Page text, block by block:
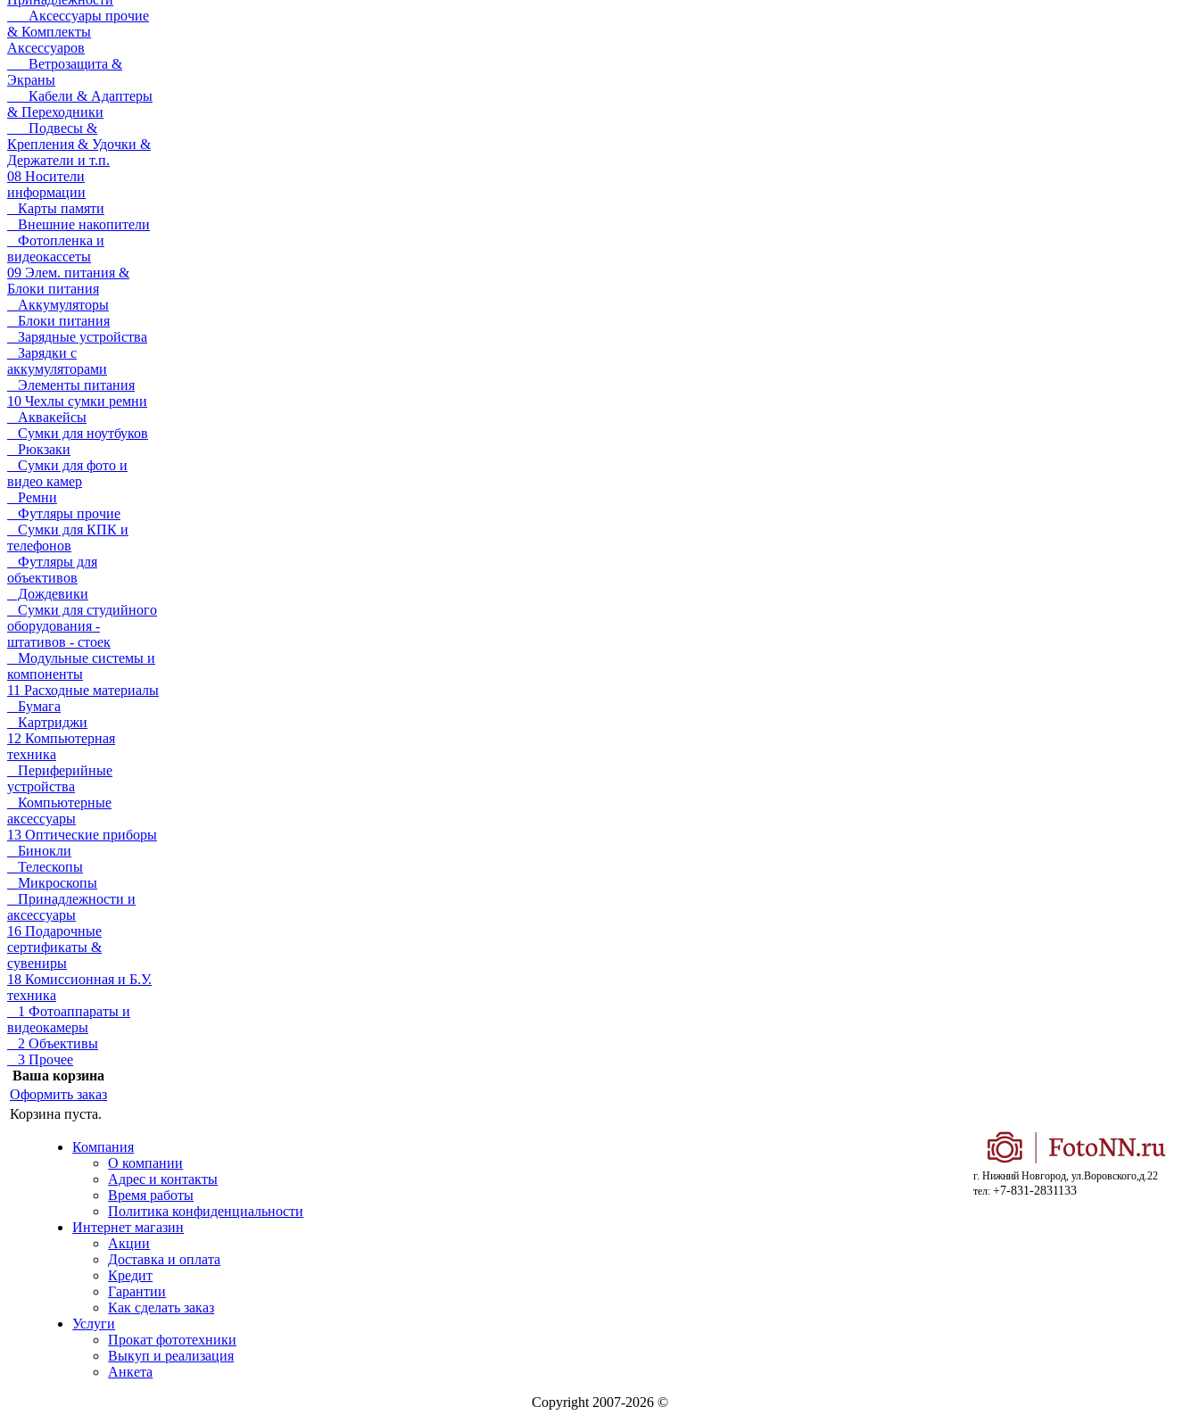
Аксессуары прочие
& Комплекты
Аксессуаров
Ветрозащита &
Экраны
Кабели & Адаптеры
& Переходники
Подвесы &
Крепления & Удочки &
Держатели и т.п.
08 Носители
информации
Карты памяти
Внешние накопители
Фотопленка и
видеокассеты
09 Элем. питания &
Блоки питания
Аккумуляторы
Блоки питания
Зарядные устройства
Зарядки с
аккумуляторами
Элементы питания
10 Чехлы сумки ремни
Аквакейсы
Сумки для ноутбуков
Рюкзаки
Сумки для фото и
видео камер
Ремни
Футляры прочие
Сумки для КПК и
телефонов
Футляры для
объективов
Дождевики
Сумки для студийного
оборудования -
штативов - стоек
Модульные системы и
компоненты
11 Расходные материалы
Бумага
Картриджи
12 Компьютерная
техника
Периферийные
устройства
Компьютерные
аксессуары
13 Оптические приборы
Бинокли
Телескопы
Микроскопы
Принадлежности и
аксессуары
16 Подарочные
сертификаты &
сувениры
18 Комиссионная и Б.У.
техника
1 Фотоаппараты и
видеокамеры
2 Объективы
3 Прочее
Ваша корзина
Оформить заказ
Корзина пуста.
Компания
О компании
Адрес и контакты
Время работы
Политика конфиденциальности
Интернет магазин
Акции
Доставка и оплата
Кредит
Гарантии
Как сделать заказ
Услуги
Прокат фототехники
Выкуп и реализация
Анкета
г. Нижний Новгород, ул.Воровского,д.22
тел: +7-831-2831133
Copyright 2007-2026 ©